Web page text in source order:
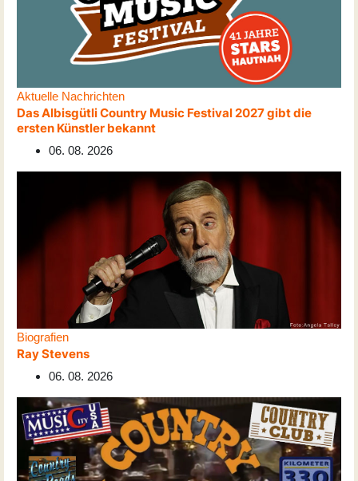
Aktuelle Nachrichten
Das Albisgütli Country Music Festival 2027 gibt die
ersten Künstler bekannt
06. 08. 2026
Biografien
Ray Stevens
06. 08. 2026